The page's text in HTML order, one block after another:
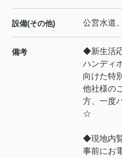
設備(その他) 公営水道
備考
◆新生活
ハンディ
向けた特
他社様の
方、一度
☆
◆現地内
事前にお